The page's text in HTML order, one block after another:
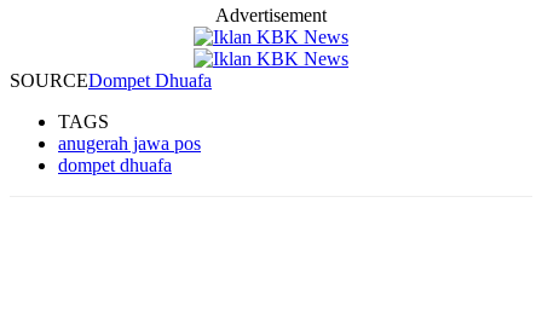
Advertisement
SOURCEDompet Dhuafa
TAGS
anugerah jawa pos
dompet dhuafa